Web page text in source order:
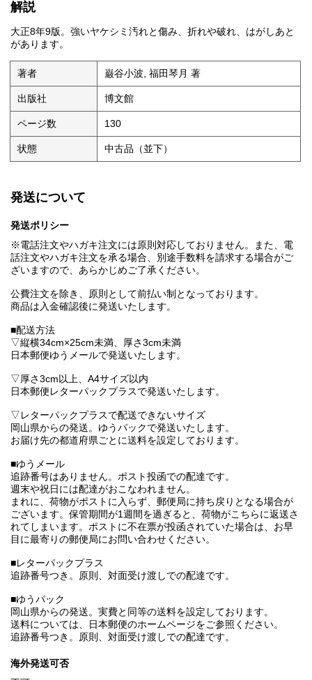
解説
大正8年9版。強いヤケシミ汚れと傷み、折れや破れ、はがしあと
があります。
著者 巌谷小波, 福田琴月 著
出版社 博文館
ページ数 130
状態 中古品（並下）
発送について
発送ポリシー
※電話注文やハガキ注文には原則対応しておりません。また、電
話注文やハガキ注文を承る場合、別途手数料を請求する場合がご
ざいますので、あらかじめご了承ください。
公費注文を除き、原則として前払い制となっております。
商品は入金確認後に発送いたします。
■配送方法
▽縦横34cm×25cm未満、厚さ3cm未満
日本郵便ゆうメールで発送いたします。
▽厚さ3cm以上、A4サイズ以内
日本郵便レターパックプラスで発送いたします。
▽レターパックプラスで配送できないサイズ
岡山県からの発送。ゆうパックで発送いたします。
お届け先の都道府県ごとに送料を設定しております。
■ゆうメール
追跡番号はありません。ポスト投函での配達です。
週末や祝日には配達がおこなわれません。
まれに、荷物がポストに入らず、郵便局に持ち戻りとなる場合が
ございます。保管期間が1週間を過ぎると、荷物がこちらに返送さ
れてしまいます。ポストに不在票が投函されていた場合は、お早
目に最寄りの郵便局にお問い合わせください。
■レターパックプラス
追跡番号つき。原則、対面受け渡しでの配達です。
■ゆうパック
岡山県からの発送。実費と同等の送料を設定しております。
送料については、日本郵便のホームページをご参照ください。
追跡番号つき。原則、対面受け渡しでの配達です。
海外発送可否